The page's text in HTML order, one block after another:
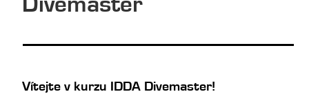
Vítejte v kurzu IDDA Divemaster!